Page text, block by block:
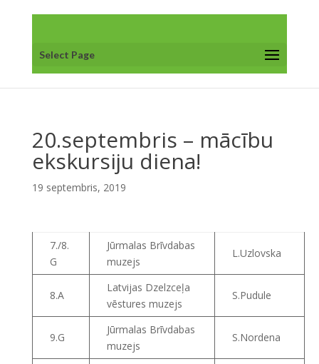
Select Page
20.septembris – mācību
ekskursiju diena!
19 septembris, 2019
7./8.
G
Jūrmalas Brīvdabas
muzejs
L.Uzlovska
8.A
Latvijas Dzelzceļa
vēstures muzejs
S.Pudule
9.G
Jūrmalas Brīvdabas
muzejs
S.Nordena